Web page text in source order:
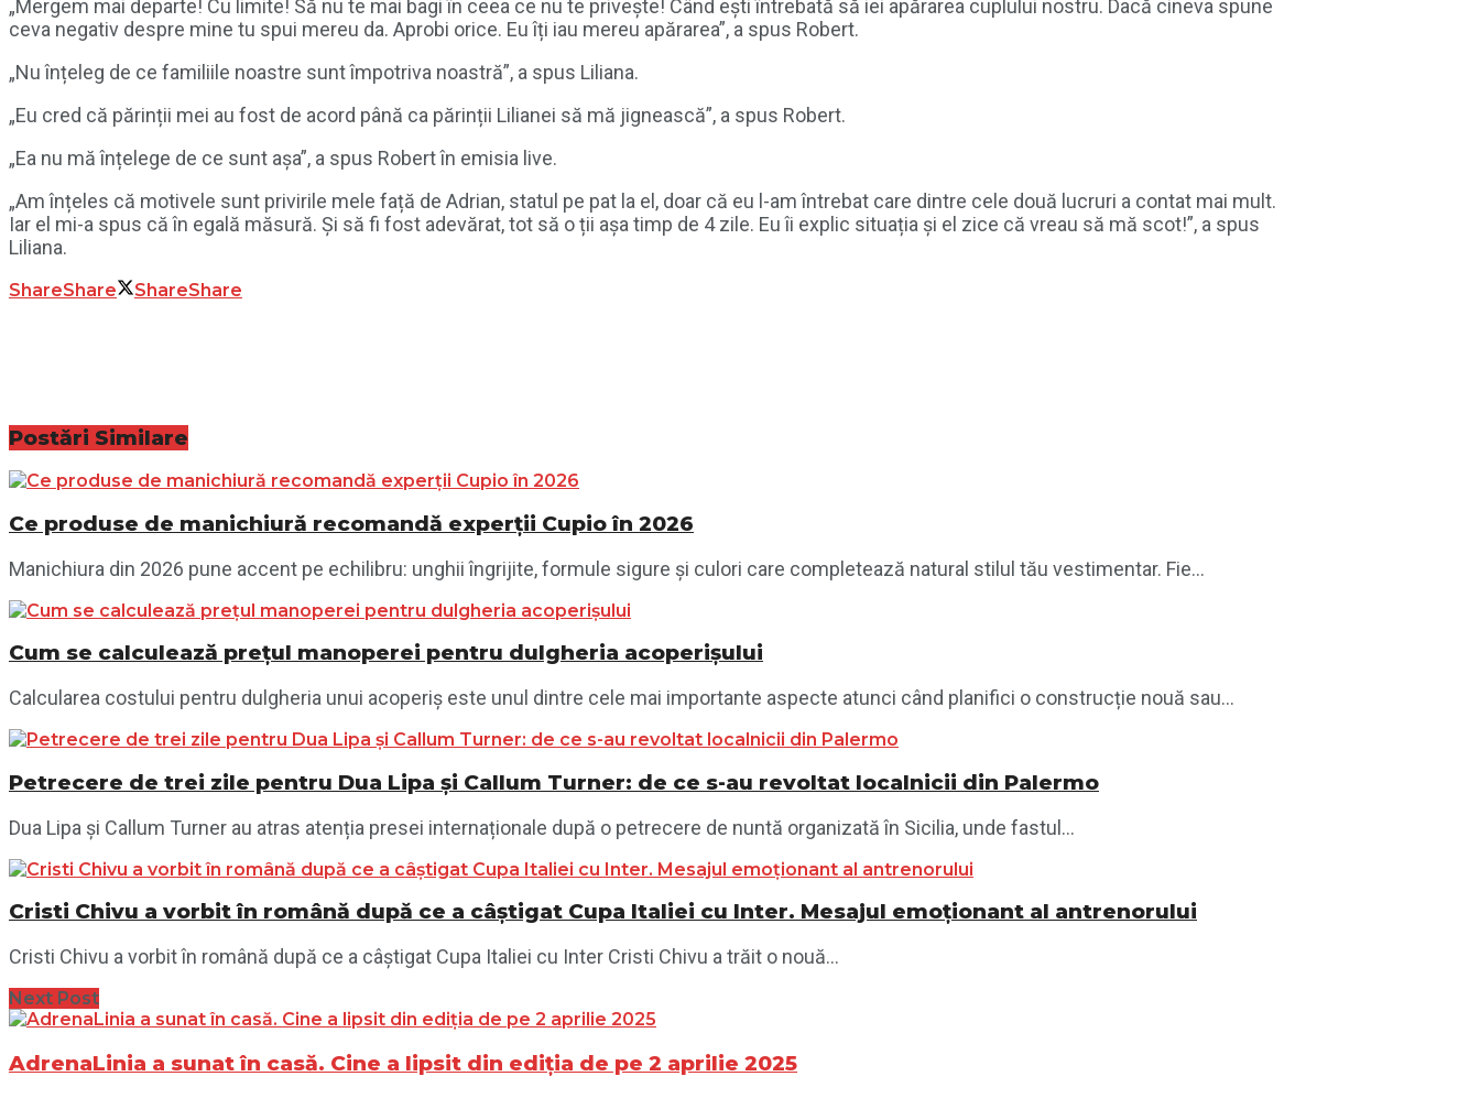
„Mergem mai departe! Cu limite! Să nu te mai bagi în ceea ce nu te privește! Când ești întrebată să iei apărarea cuplului nostru. Dacă cineva spune
ceva negativ despre mine tu spui mereu da. Aprobi orice. Eu îți iau mereu apărarea”, a spus Robert.
„Nu înțeleg de ce familiile noastre sunt împotriva noastră”, a spus Liliana.
„Eu cred că părinții mei au fost de acord până ca părinții Lilianei să mă jignească”, a spus Robert.
„Ea nu mă înțelege de ce sunt așa”, a spus Robert în emisia live.
„Am înțeles că motivele sunt privirile mele față de Adrian, statul pe pat la el, doar că eu l-am întrebat care dintre cele două lucruri a contat mai mult.
Iar el mi-a spus că în egală măsură. Și să fi fost adevărat, tot să o ții așa timp de 4 zile. Eu îi explic situația și el zice că vreau să mă scot!”, a spus
Liliana.
ShareShare ShareShare
Postări Similare
Ce produse de manichiură recomandă experții Cupio în 2026
Manichiura din 2026 pune accent pe echilibru: unghii îngrijite, formule sigure și culori care completează natural stilul tău vestimentar. Fie...
Cum se calculează prețul manoperei pentru dulgheria acoperișului
Calcularea costului pentru dulgheria unui acoperiș este unul dintre cele mai importante aspecte atunci când planifici o construcție nouă sau...
Petrecere de trei zile pentru Dua Lipa și Callum Turner: de ce s-au revoltat localnicii din Palermo
Dua Lipa și Callum Turner au atras atenția presei internaționale după o petrecere de nuntă organizată în Sicilia, unde fastul...
Cristi Chivu a vorbit în română după ce a câștigat Cupa Italiei cu Inter. Mesajul emoționant al antrenorului
Cristi Chivu a vorbit în română după ce a câștigat Cupa Italiei cu Inter Cristi Chivu a trăit o nouă...
Next Post
AdrenaLinia a sunat în casă. Cine a lipsit din ediția de pe 2 aprilie 2025